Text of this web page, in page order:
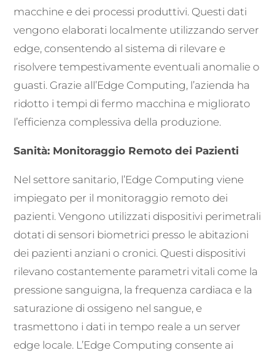
macchine e dei processi produttivi. Questi dati
vengono elaborati localmente utilizzando server
edge, consentendo al sistema di rilevare e
risolvere tempestivamente eventuali anomalie o
guasti. Grazie all’Edge Computing, l’azienda ha
ridotto i tempi di fermo macchina e migliorato
l’efficienza complessiva della produzione.
Sanità: Monitoraggio Remoto dei Pazienti
Nel settore sanitario, l’Edge Computing viene
impiegato per il monitoraggio remoto dei
pazienti. Vengono utilizzati dispositivi perimetrali
dotati di sensori biometrici presso le abitazioni
dei pazienti anziani o cronici. Questi dispositivi
rilevano costantemente parametri vitali come la
pressione sanguigna, la frequenza cardiaca e la
saturazione di ossigeno nel sangue, e
trasmettono i dati in tempo reale a un server
edge locale. L’Edge Computing consente ai